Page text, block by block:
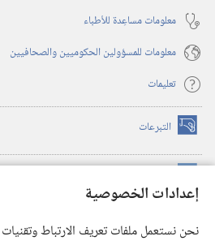
إعدادات الخصوصية
نحن نستعمل ملفات تعريف الارتباط
معلومات مساعِدة للأطباء
معلومات للمسؤولين الحكوميين والصحافيين
تعليمات
التبرعات (يفتح
نافذة
(يفتح
نافذة
(يفتح